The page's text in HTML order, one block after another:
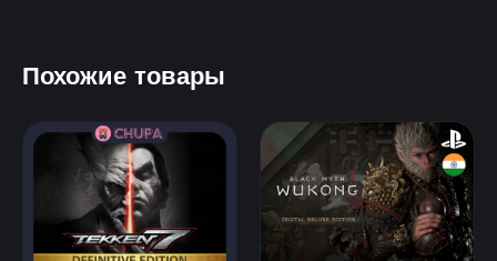
Похожие товары